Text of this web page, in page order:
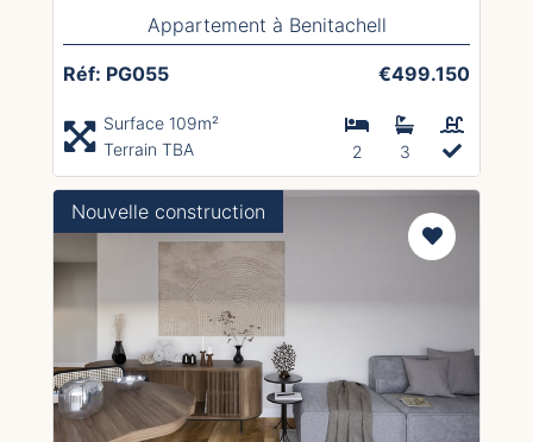
Appartement à Benitachell
Réf: PG055 €499.150
Surface 109m²
Terrain TBA
2 3
Nouvelle construction